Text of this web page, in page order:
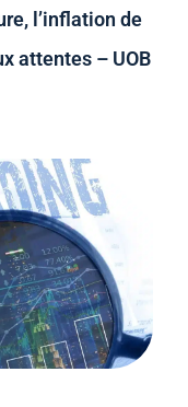
l’inflation de
attentes – UOB